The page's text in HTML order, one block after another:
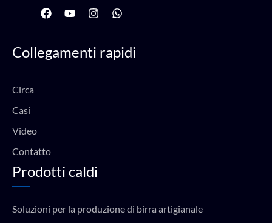
F
a
b
o
Y
o
u
b
I
n
a
g
W
h
s
a
Collegamenti rapidi
Circa
Casi
Video
Contatto
Prodotti caldi
Soluzioni per la produzione di birra artigianale